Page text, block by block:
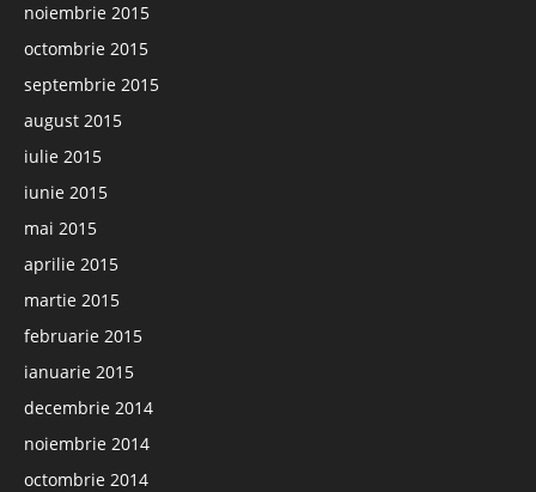
noiembrie 2015
octombrie 2015
septembrie 2015
august 2015
iulie 2015
iunie 2015
mai 2015
aprilie 2015
martie 2015
februarie 2015
ianuarie 2015
decembrie 2014
noiembrie 2014
octombrie 2014